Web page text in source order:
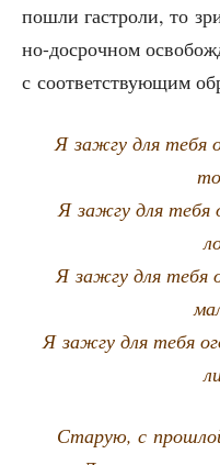
пошли гастро­ли, то
но-досроч­ном
с соот­вет­ству­ю­щим
Я зажгу для тебя
Я зажгу для тебя
Я зажгу для тебя
Я зажгу для тебя
Ста­рую, с